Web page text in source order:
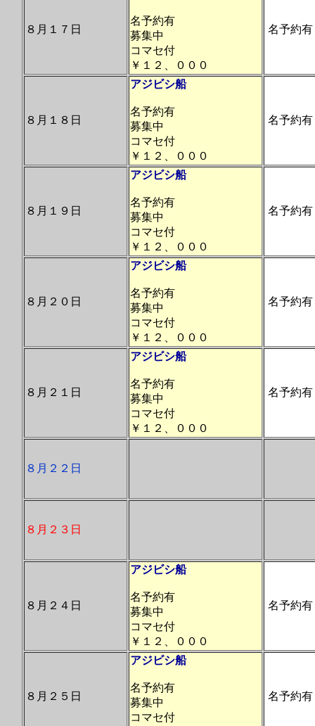
８月１７日
名予約有
募集中
コマセ付
￥１２、０００
名予約有
８月１８日
アジビシ船
名予約有
募集中
コマセ付
￥１２、０００
名予約有
８月１９日
アジビシ船
名予約有
募集中
コマセ付
￥１２、０００
名予約有
８月２０日
アジビシ船
名予約有
募集中
コマセ付
￥１２、０００
名予約有
８月２１日
アジビシ船
名予約有
募集中
コマセ付
￥１２、０００
名予約有
８月２２日
８月２３日
８月２４日
アジビシ船
名予約有
募集中
コマセ付
￥１２、０００
名予約有
８月２５日
アジビシ船
名予約有
募集中
コマセ付
名予約有